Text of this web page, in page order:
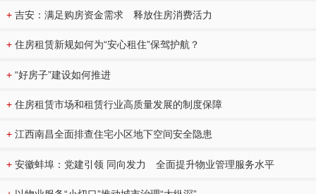
+ 吉安：满足购房资金需求 释放住房消费活力
+ 住房租赁新规如何为“安心租住”保驾护航？
+ “好房子”建设如何推进
+ 住房租赁市场和租赁行业高质量发展的制度保障
+ 江西南昌全面排查住宅小区地下空间安全隐患
+ 安徽蚌埠：党建引领 同向发力 全面提升物业管理服务水平